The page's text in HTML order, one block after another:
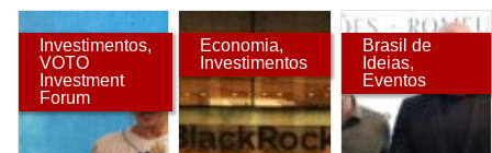
Investimentos,
VOTO
Investment
Forum
Economia,
Investimentos
Brasil de
Ideias,
Eventos